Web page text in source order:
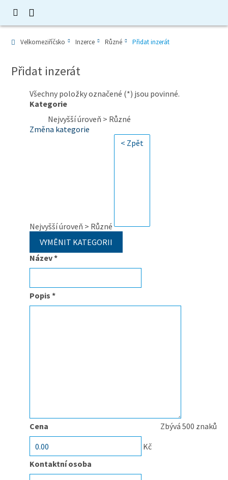
Velkomeziříčsko Inzerce Různé Přidat inzerát
Přidat inzerát
Všechny položky označené (*) jsou povinné.
Kategorie
Nejvyšší úroveň > Různé
Změna kategorie
Nejvyšší úroveň > Různé
Název*
Popis *
Zbývá 500 znaků
Cena
Kč
Kontaktní osoba